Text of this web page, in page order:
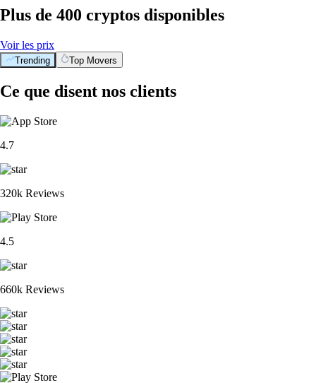
Plus de 400 cryptos disponibles
Voir les prix
Trending Top Movers
Ce que disent nos clients
4.7
320k Reviews
4.5
660k Reviews